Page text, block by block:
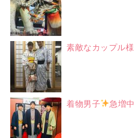
素敵なカップル様
着物男子 急増中